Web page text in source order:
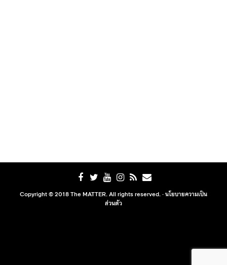
Copyright © 2018 The MATTER. All rights reserved. ·นโยบายความเป็น
ส่วนตัว